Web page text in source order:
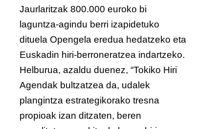
Jaurlaritzak 800.000 euroko bi
laguntza-agindu berri izapidetuko
dituela Opengela eredua hedatzeko eta
Euskadin hiri-berroneratzea indartzeko.
Helburua, azaldu duenez, “Tokiko Hiri
Agendak bultzatzea da, udalek
plangintza estrategikorako tresna
propioak izan ditzaten, beren